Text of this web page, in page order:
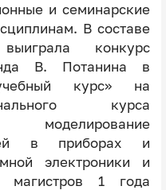
и семинарские
В составе
конкурс
В. Потанина в
курс» на
курса
в приборах и
электроники и
магистров 1 года